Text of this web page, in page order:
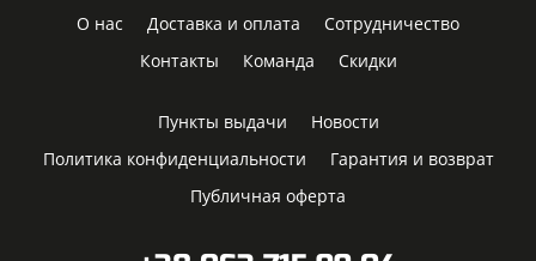
О нас Доставка и оплата
Сотрудничество
Контакты
Команда Скидки
Пункты выдачи
Новости
Политика конфиденциальности
Гарантия и возврат
Публичная оферта